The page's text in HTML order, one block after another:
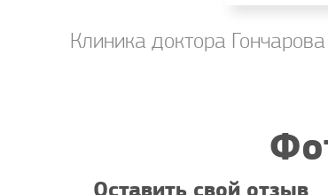
Клиника доктора
Оставить свой отзыв